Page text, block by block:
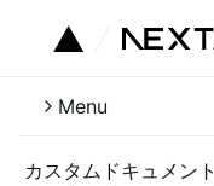
Menu
カスタムドキュメント